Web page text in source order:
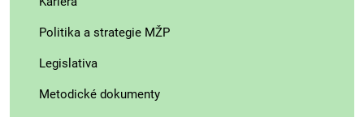
Politika a strategie MŽP
Legislativa
Metodické dokumenty